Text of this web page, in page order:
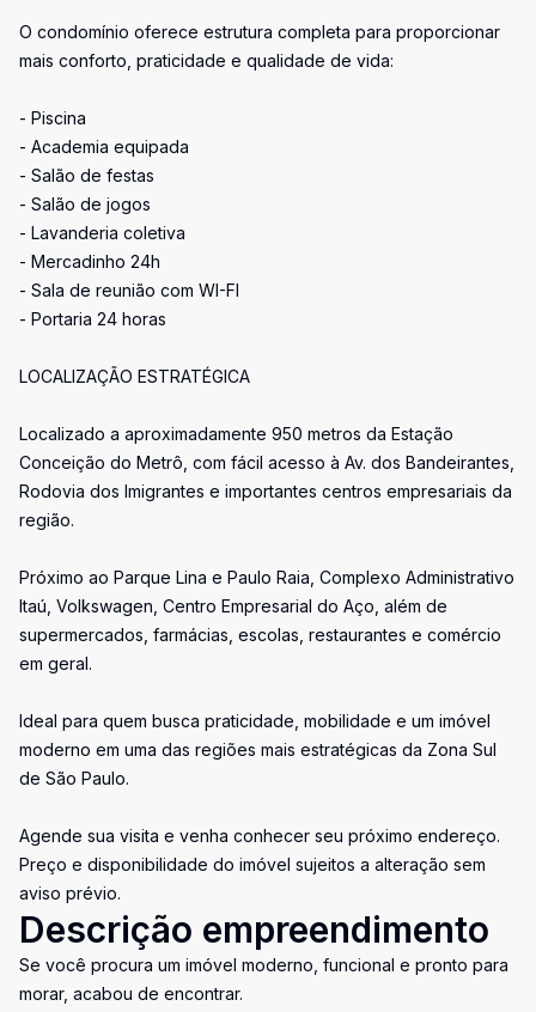
O condomínio oferece estrutura completa para proporcionar
mais conforto, praticidade e qualidade de vida:
- Piscina
- Academia equipada
- Salão de festas
- Salão de jogos
- Lavanderia coletiva
- Mercadinho 24h
- Sala de reunião com WI-FI
- Portaria 24 horas
LOCALIZAÇÃO ESTRATÉGICA
Localizado a aproximadamente 950 metros da Estação
Conceição do Metrô, com fácil acesso à Av. dos Bandeirantes,
Rodovia dos Imigrantes e importantes centros empresariais da
região.
Próximo ao Parque Lina e Paulo Raia, Complexo Administrativo
Itaú, Volkswagen, Centro Empresarial do Aço, além de
supermercados, farmácias, escolas, restaurantes e comércio
em geral.
Ideal para quem busca praticidade, mobilidade e um imóvel
moderno em uma das regiões mais estratégicas da Zona Sul
de São Paulo.
Agende sua visita e venha conhecer seu próximo endereço.
Preço e disponibilidade do imóvel sujeitos a alteração sem
aviso prévio.
Descrição empreendimento
Se você procura um imóvel moderno, funcional e pronto para
morar, acabou de encontrar.